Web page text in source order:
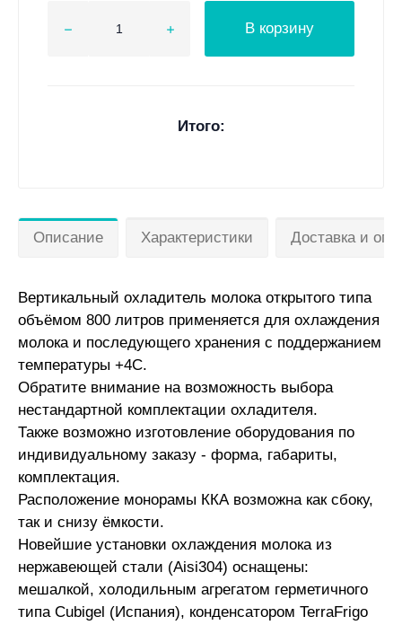
В корзину
Итого:
Описание Характеристики Доставка и
Вертикальный охладитель молока открытого типа
объёмом 800 литров применяется для охлаждения
молока и последующего хранения с поддержанием
температуры +4C.
Обратите внимание на возможность выбора
нестандартной комплектации охладителя.
Также возможно изготовление оборудования по
индивидуальному заказу - форма, габариты,
комплектация.
Расположение монорамы ККА возможна как сбоку,
так и снизу ёмкости.
Новейшие установки охлаждения молока из
нержавеющей стали (Aisi304) оснащены:
мешалкой, холодильным агрегатом герметичного
типа Cubigel (Испания), конденсатором TerraFrigo